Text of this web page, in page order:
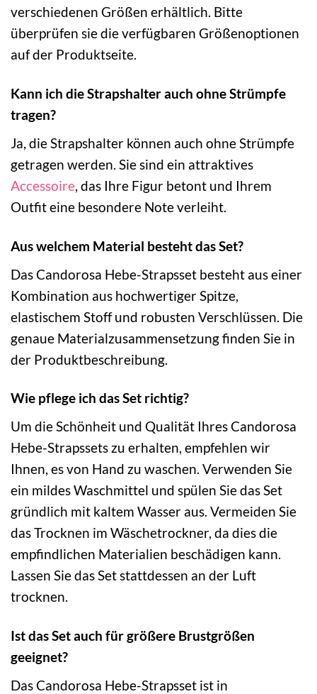
verschiedenen Größen erhältlich. Bitte
überprüfen sie die verfügbaren Größenoptionen
auf der Produktseite.
Kann ich die Strapshalter auch ohne Strümpfe
tragen?
Ja, die Strapshalter können auch ohne Strümpfe
getragen werden. Sie sind ein attraktives
Accessoire, das Ihre Figur betont und Ihrem
Outfit eine besondere Note verleiht.
Aus welchem Material besteht das Set?
Das Candorosa Hebe-Strapsset besteht aus einer
Kombination aus hochwertiger Spitze,
elastischem Stoff und robusten Verschlüssen. Die
genaue Materialzusammensetzung finden Sie in
der Produktbeschreibung.
Wie pflege ich das Set richtig?
Um die Schönheit und Qualität Ihres Candorosa
Hebe-Strapssets zu erhalten, empfehlen wir
Ihnen, es von Hand zu waschen. Verwenden Sie
ein mildes Waschmittel und spülen Sie das Set
gründlich mit kaltem Wasser aus. Vermeiden Sie
das Trocknen im Wäschetrockner, da dies die
empfindlichen Materialien beschädigen kann.
Lassen Sie das Set stattdessen an der Luft
trocknen.
Ist das Set auch für größere Brustgrößen
geeignet?
Das Candorosa Hebe-Strapsset ist in